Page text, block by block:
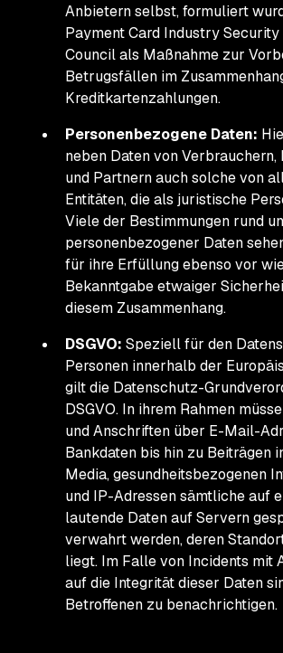
Anbietern selbst, formuliert
Payment Card Industry Security
Council als Maßnahme zur
Betrugsfällen im
Kreditkartenzahlungen.
Personenbezogene Daten:
neben Daten von
und Partnern auch solche von
Entitäten, die als juristische
Viele der Bestimmungen rund
personenbezogener Daten
für ihre Erfüllung ebenso vor
Bekanntgabe etwaiger
diesem Zusammenhang.
DSGVO: Speziell für den
Personen innerhalb der
gilt die Datenschutz-
DSGVO. In ihrem Rahmen
und Anschriften über E-Mail-
Bankdaten bis hin zu Beiträgen
Media, gesundheitsbezogenen
und IP-Adressen sämtliche auf
lautende Daten auf Servern
verwahrt werden, deren
liegt. Im Falle von Incidents mit
auf die Integrität dieser Daten
Betroffenen zu benachrichtigen.